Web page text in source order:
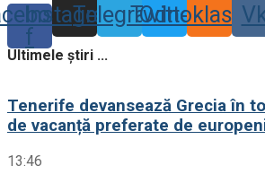
f
Instagram
TelegramTwitter
Ultimele știri ...
Tenerife devansează Grecia în
de vacanță preferate de
13:46